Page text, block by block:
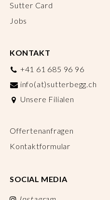
Sutter Card
Jobs
KONTAKT
+41 61 685 96 96
info(at)sutterbegg.ch
Unsere Filialen
Offertenanfragen
Kontaktformular
SOCIAL MEDIA